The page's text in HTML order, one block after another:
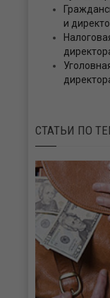
и
СТАТЬИ ПО